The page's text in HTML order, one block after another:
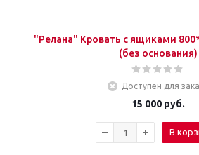
"Релана" Кровать с ящиками
(без основания)
Доступен для
15 000руб.
В